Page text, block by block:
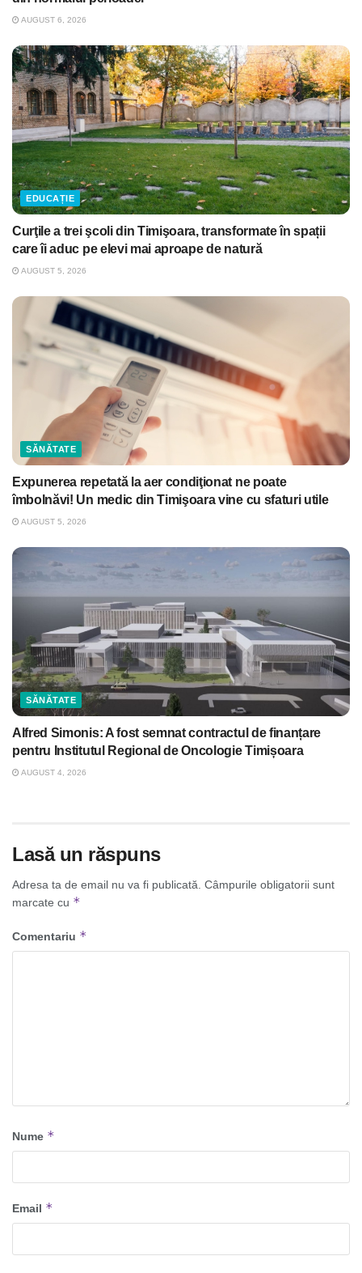
AUGUST 6, 2026
EDUCAȚIE
Curţile a trei şcoli din Timişoara, transformate în spații
care îi aduc pe elevi mai aproape de natură
AUGUST 5, 2026
SĂNĂTATE
Expunerea repetată la aer condiţionat ne poate
îmbolnăvi! Un medic din Timişoara vine cu sfaturi utile
AUGUST 5, 2026
SĂNĂTATE
Alfred Simonis: A fost semnat contractul de finanțare
pentru Institutul Regional de Oncologie Timișoara
AUGUST 4, 2026
Lasă un răspuns
Adresa ta de email nu va fi publicată. Câmpurile obligatorii sunt
marcate cu *
Comentariu *
Nume *
Email *